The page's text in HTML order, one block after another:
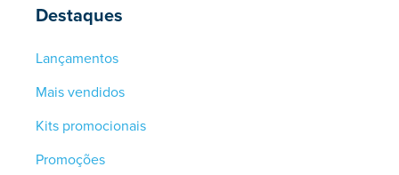
Destaques
Lançamentos
Mais vendidos
Kits promocionais
Promoções